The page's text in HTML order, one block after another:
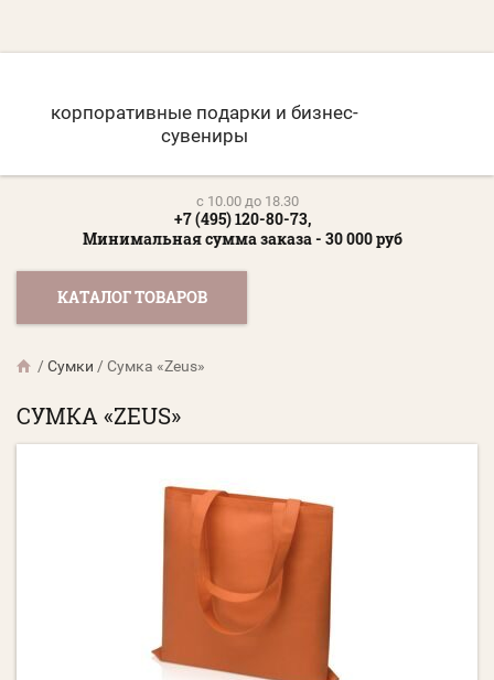
корпоративные подарки и бизнес-
сувениры
c 10.00 до 18.30
+7 (495) 120-80-73,
Минимальная сумма заказа - 30 000 руб
КАТАЛОГ ТОВАРОВ
/Сумки /Сумка «Zeus»
СУМКА «ZEUS»